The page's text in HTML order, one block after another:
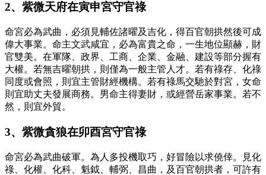
2、紫微天府在寅申宮守官祿
命宮必為武曲，必須見輔佐諸曜及吉化，得百官朝拱然後可成
偉大事業。命主文武咸宜，必為富貴之命，一生地位顯赫，財
官雙美。在軍隊、政界、工商、企業、金融、建設等部分握有
大權。若無吉曜朝拱，則僅為一般主管人才。若有祿存、化祿
同度或會照，則宜主管財經機構。若有祿馬交馳於對宮，女命
則宜助丈夫發展商務。男命主得妻財，或經營岳家事業。若不
然，則宜外貿。
3、紫微貪狼在卯酉宮守官祿
命宮必為武曲破軍。為人多投機取巧，好冒險以求僥倖。見化
祿、化權、化科、魁鉞、輔弼、昌曲，及百官朝拱者，可許有